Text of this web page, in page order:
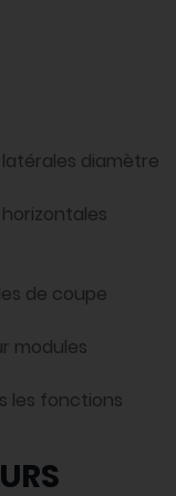
diamètre
de coupe
modules
les fonctions